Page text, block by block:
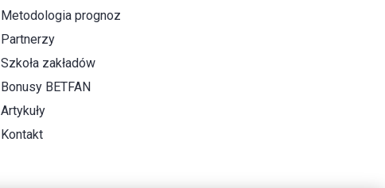
Metodologia prognoz
Partnerzy
Szkoła zakładów
Bonusy BETFAN
Artykuły
Kontakt